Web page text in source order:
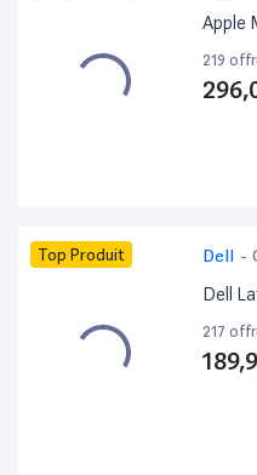
Apple
219
Top Produit Dell -
Dell
217